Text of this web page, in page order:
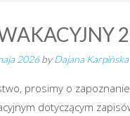
2026byDajana Karpińska
prosimy o
dotyczącym